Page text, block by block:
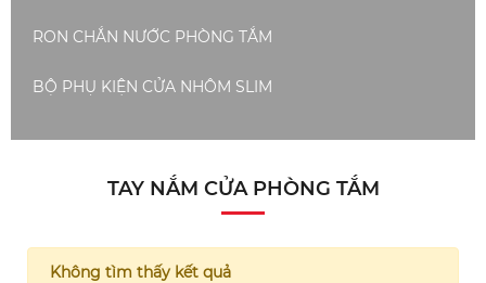
RON CHẮN NƯỚC PHÒNG TẮM
BỘ PHỤ KIỆN CỬA NHÔM SLIM
TAY NẮM CỬA PHÒNG TẮM
Không tìm thấy kết quả